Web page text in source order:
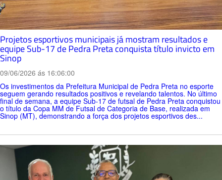
Projetos esportivos municipais já mostram resultados e
equipe Sub-17 de Pedra Preta conquista título invicto em
Sinop
09/06/2026 ás 16:06:00
Os investimentos da Prefeitura Municipal de Pedra Preta no esporte
seguem gerando resultados positivos e revelando talentos. No último
final de semana, a equipe Sub-17 de futsal de Pedra Preta conquistou
o título da Copa MM de Futsal de Categoria de Base, realizada em
Sinop (MT), demonstrando a força dos projetos esportivos des...